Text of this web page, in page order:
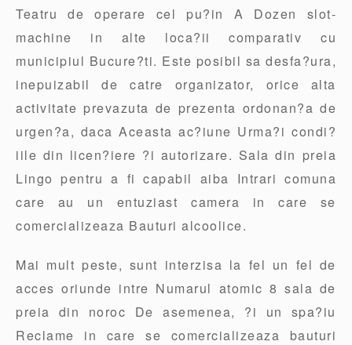
Teatru de operare cel pu?in A Dozen slot-
machine in alte loca?ii comparativ cu
municipiul Bucure?ti. Este posibil sa desfa?ura,
inepuizabil de catre organizator, orice alta
activitate prevazuta de prezenta ordonan?a de
urgen?a, daca Aceasta ac?iune Urma?i condi?
iile din licen?iere ?i autorizare. Sala din preia
Lingo pentru a fi capabil aiba Intrari comuna
care au un entuziast camera in care se
comercializeaza Bauturi alcoolice.
Mai mult peste, sunt interzisa la fel un fel de
acces oriunde intre Numarul atomic 8 sala de
preia din noroc De asemenea, ?i un spa?iu
Reclame in care se comercializeaza bauturi